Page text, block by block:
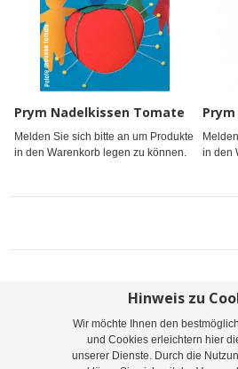
Prym Nadelkissen Tomate
Melden Sie sich bitte an um Produkte
in den Warenkorb legen zu können.
in den
Sitemap Suchbegriffe
Hinweis zu
Wir möchte Ihnen den
und Cookies erleichtern hier
unserer Dienste. Durch die